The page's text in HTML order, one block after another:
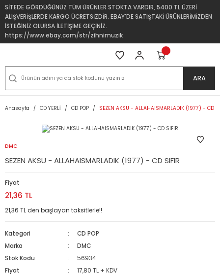
SİTEDE GÖRDÜĞÜNÜZ TÜM ÜRÜNLER STOKTA VARDIR, 5400 TL ÜZERİ
ALIŞVERİŞLERDE KARGO ÜCRETSİZDİR. EBAY'DE SATIŞTAKİ ÜRÜNLERİMİZDEN
İSTEĞİNİZ OLURSA İLETİŞİME GEÇİNİZ.
https://www.ebay.com/str/zihnimuzik
ARA
Anasayfa CD YERLİ CD POP SEZEN AKSU - ALLAHAISMARLADIK (1977) - CD
DMC
SEZEN AKSU - ALLAHAISMARLADIK (1977) - CD SIFIR
Fiyat
21,36 TL
21,36 TL den başlayan taksitlerle!!
Kategori
CD POP
Marka
DMC
Stok Kodu
56934
Fiyat
17,80 TL + KDV